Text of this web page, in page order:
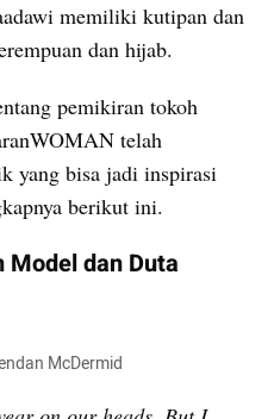
memiliki kutipan dan
dan hijab.
pemikiran tokoh
telah
yang bisa jadi inspirasi
berikut ini.
dan Duta
McDermid